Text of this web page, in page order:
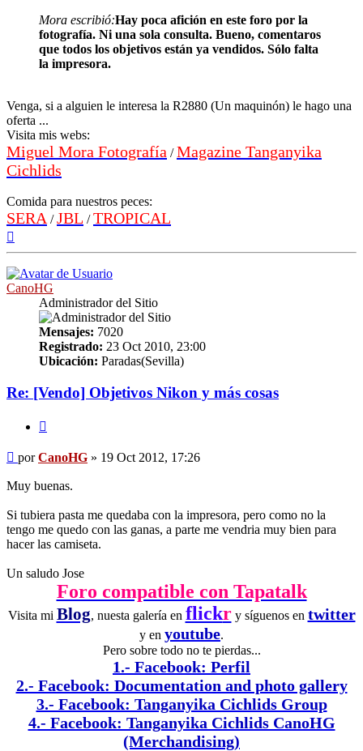
Mora escribió:Hay poca afición en este foro por la
fotografía. Ni una sola consulta. Bueno, comentaros
que todos los objetivos están ya vendidos. Sólo falta
la impresora.
Venga, si a alguien le interesa la R2880 (Un maquinón) le hago una
oferta ...
Visita mis webs:
Miguel Mora Fotografía /Magazine Tanganyika
Cichlids
Comida para nuestros peces:
SERA /JBL /TROPICAL
CanoHG
Administrador del Sitio
Mensajes: 7020
Registrado: 23 Oct 2010, 23:00
Ubicación: Paradas(Sevilla)
Re: [Vendo] Objetivos Nikon y más cosas
Mensaje
porCanoHG » 19 Oct 2012, 17:26
Muy buenas.
Si tubiera pasta me quedaba con la impresora, pero como no la
tengo me quedo con las ganas, a parte me vendria muy bien para
hacer las camiseta.
Un saludo Jose
Foro compatible con Tapatalk
Visita mi Blog, nuesta galería en flickry síguenos en twitter
y en youtube.
Pero sobre todo no te pierdas...
1.- Facebook: Perfil
2.- Facebook: Documentation and photo gallery
3.- Facebook: Tanganyika Cichlids Group
4.- Facebook: Tanganyika Cichlids CanoHG
(Merchandising)